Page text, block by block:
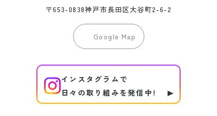
〒653-0838神戸市長田区大谷町2-6-2
Google Map
インスタグラムで
日々の取り組みを発信中!